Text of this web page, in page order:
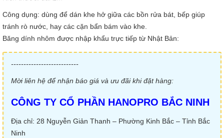
Công dụng: dùng để dán khe hở giữa các bồn rửa bát, bếp giúp
tránh rò nước, hay các cặn bẩn bám vào khe.
Băng dính nhôm được nhập khẩu trực tiếp từ Nhật Bản:
---------------------------
Mời liên hệ để nhận báo giá và ưu đãi khi đặt hàng:
CÔNG TY CỔ PHẦN HANOPRO BẮC NINH
Địa chỉ: 28 Nguyễn Giản Thanh – Phường Kinh Bắc – Tỉnh Bắc
Ninh